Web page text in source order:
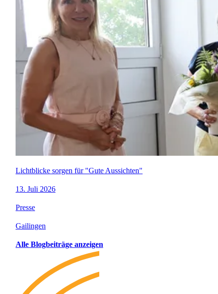
Lichtblicke sorgen für "Gute Aussichten"
13. Juli 2026
Presse
Gailingen
Alle Blogbeiträge anzeigen